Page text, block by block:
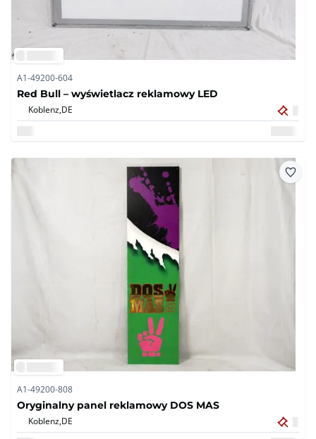
A1-49200-604
Red Bull – wyświetlacz reklamowy LED
Koblenz,DE
A1-49200-808
Oryginalny panel reklamowy DOS MAS
Koblenz,DE